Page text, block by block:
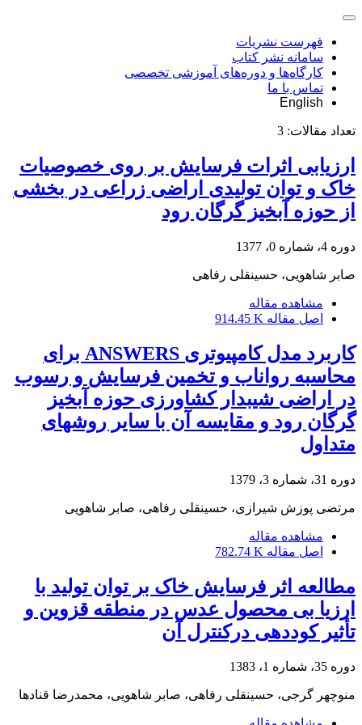
فهرست نشریات
سامانه نشر کتاب
کارگاه‌ها و دوره‌های آموزشی تخصصی
تماس با ما
English
تعداد مقالات: 3
ارزیابی اثرات فرسایش بر روی خصوصیات
خاک و توان تولیدی اراضی زراعی در بخشی
از حوزه آبخیز گرگان رود
دوره 4، شماره 0، 1377
صابر شاهویی، حسینقلی رفاهی
مشاهده مقاله
اصل مقاله 914.45 K
کاربرد مدل کامپیوتری ANSWERS برای
محاسبه رواناب و تخمین فرسایش و رسوب
در اراضی شیبدار کشاورزی حوزه آبخیز
گرگان رود و مقایسه آن با سایر روشهای
متداول
دوره 31، شماره 3، 1379
مرتضی پوزش شیرازی، حسینقلی رفاهی، صابر شاهویی
مشاهده مقاله
اصل مقاله 782.74 K
مطالعه اثر فرسایش خاک بر توان تولید با
ارزیا بی محصول عدس در منطقه قزوین و
تأثیر کوددهی درکنترل آن
دوره 35، شماره 1، 1383
منوچهر گرجی، حسینقلی رفاهی، صابر شاهویی، محمدرضا قنادها